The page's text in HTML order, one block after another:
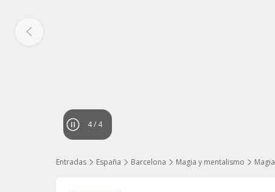
4/ 4
Entradas España Barcelona Magia y mentalismo Magia